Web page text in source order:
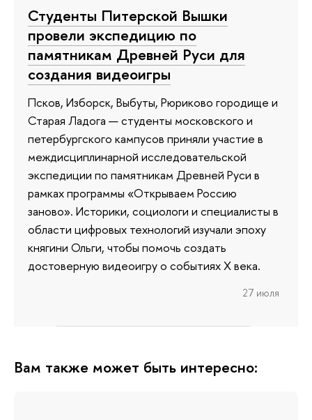
Студенты Питерской Вышки
провели экспедицию по
памятникам Древней Руси для
создания видеоигры
Псков, Изборск, Выбуты, Рюриково городище и
Старая Ладога — студенты московского и
петербургского кампусов приняли участие в
междисциплинарной исследовательской
экспедиции по памятникам Древней Руси в
рамках программы «Открываем Россию
заново». Историки, социологи и специалисты в
области цифровых технологий изучали эпоху
княгини Ольги, чтобы помочь создать
достоверную видеоигру о событиях X века.
27 июля
Вам также может быть интересно: